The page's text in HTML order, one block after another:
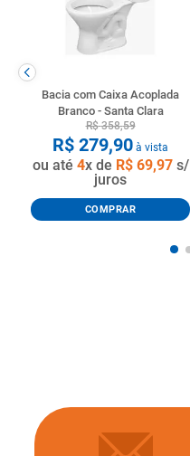
Bacia com Caixa Acoplada
Branco - Santa Clara
R$ 358,59
R$ 279,90 à vista
ou até 4x de R$ 69,97s/
juros
COMPRAR